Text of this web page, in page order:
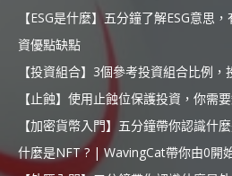
【ESG是什麼】五分鐘了解ESG意思
資優點缺點
【投資組合】3個參考投資組合比例
【止蝕】使用止蝕位保護投資，你需
【加密貨幣入門】五分鐘帶你認識什
什麼是NFT ? | WavingCat帶你由0開